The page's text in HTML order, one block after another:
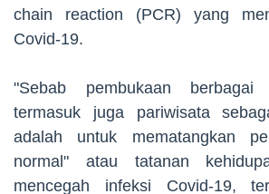
chain reaction (PCR) yang
Covid-19.
"Sebab pembukaan berbagai
termasuk juga pariwisata
adalah untuk mematangkan
normal" atau tatanan
mencegah infeksi Covid-19,